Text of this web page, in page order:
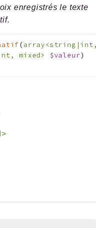
enregistrés le texte
(
mixed> $valeur)